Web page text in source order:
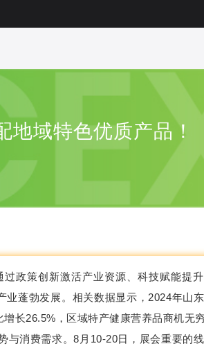
域特色优质产品！
政策创新激活产业资源、科技赋能提
蓬勃发展。相关数据显示，2024年山
长26.5%，区域特产健康营养品商机无穷
与消费需求。8月10-20日，展会重要的